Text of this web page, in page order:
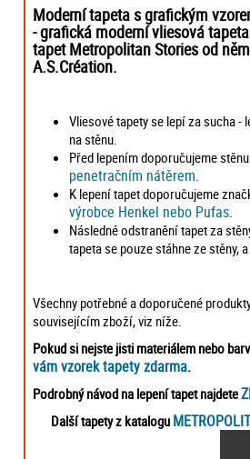
Moderní tapeta s grafickým
- grafická moderní vliesová
tapet Metropolitan Stories od
A.S.Création.
Vliesové tapety se lepí za sucha -
na stěnu.
Před lepením doporučujeme
penetračním nátěrem.
K lepení tapet doporučujeme
výrobce Henkel nebo Pufas.
Následné odstranění tapet za
tapeta se pouze stáhne ze stěny,
Všechny potřebné a doporučené
souvisejícím zboží, viz níže.
Pokud si nejste jisti materiálem nebo
vám vzorek tapety zdarma.
Podrobný návod na lepení tapet najdete
Další tapety z katalogu